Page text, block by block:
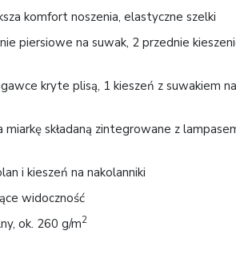
komfort noszenia, elastyczne szelki
piersiowe na suwak, 2 przednie
kryte plisą, 1 kieszeń z suwakiem
składaną zintegrowane z
i kieszeń na nakolanniki
widoczność
ok. 260 g/m2